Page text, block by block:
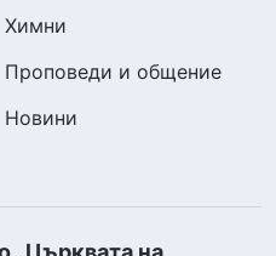
Химни
Проповеди и общение
Новини